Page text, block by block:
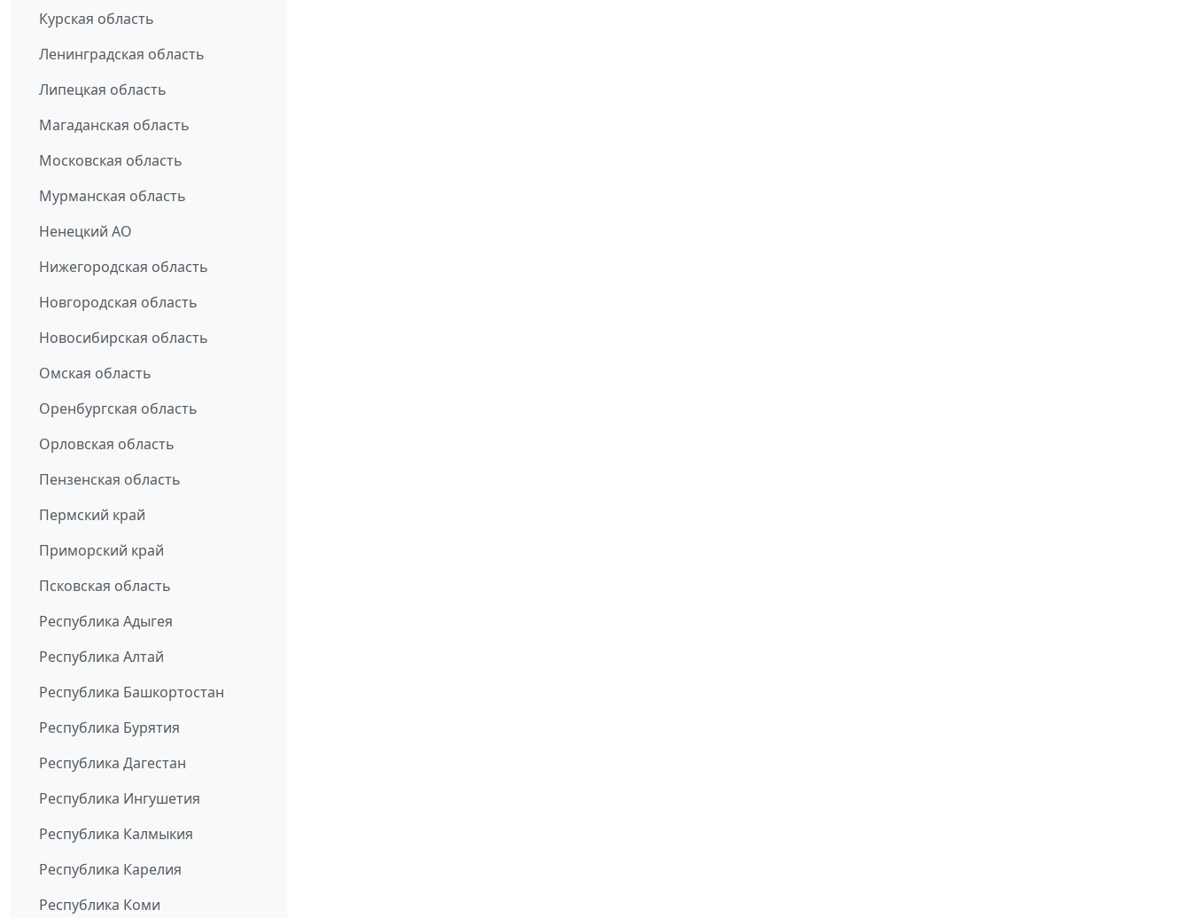
Курская область
Ленинградская область
Липецкая область
Магаданская область
Московская область
Мурманская область
Ненецкий АО
Нижегородская область
Новгородская область
Новосибирская область
Омская область
Оренбургская область
Орловская область
Пензенская область
Пермский край
Приморский край
Псковская область
Республика Адыгея
Республика Алтай
Республика Башкортостан
Республика Бурятия
Республика Дагестан
Республика Ингушетия
Республика Калмыкия
Республика Карелия
Республика Коми